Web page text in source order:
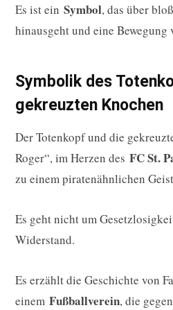
Es ist ein Symbol, das über
hinausgeht und eine Bewegung
Symbolik des
gekreuzten Knochen
Der Totenkopf und die
Roger“, im Herzen des FC St.
zu einem piratenähnlichen
Es geht nicht um
Widerstand.
Es erzählt die Geschichte von
einem Fußballverein, die